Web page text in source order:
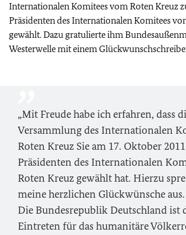
Internationalen Komitees vom Roten Kreuz
Präsidenten des Internationalen Komitees
gewählt. Dazu gratulierte ihm
Westerwelle mit einem
„Mit Freude habe ich erfahren, dass
Versammlung des Internationalen
Roten Kreuz Sie am 17. Oktober
Präsidenten des Internationalen
Roten Kreuz gewählt hat. Hierzu
meine herzlichen Glückwünsche aus.
Die Bundesrepublik Deutschland ist
Eintreten für das humanitäre